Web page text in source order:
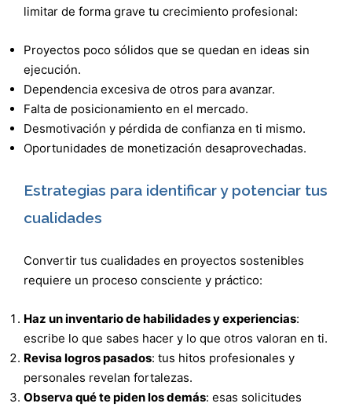
limitar de forma grave tu crecimiento profesional:
Proyectos poco sólidos que se quedan en ideas sin
ejecución.
Dependencia excesiva de otros para avanzar.
Falta de posicionamiento en el mercado.
Desmotivación y pérdida de confianza en ti mismo.
Oportunidades de monetización desaprovechadas.
Estrategias para identificar y potenciar tus
cualidades
Convertir tus cualidades en proyectos sostenibles
requiere un proceso consciente y práctico:
Haz un inventario de habilidades y experiencias:
escribe lo que sabes hacer y lo que otros valoran en ti.
Revisa logros pasados: tus hitos profesionales y
personales revelan fortalezas.
Observa qué te piden los demás: esas solicitudes